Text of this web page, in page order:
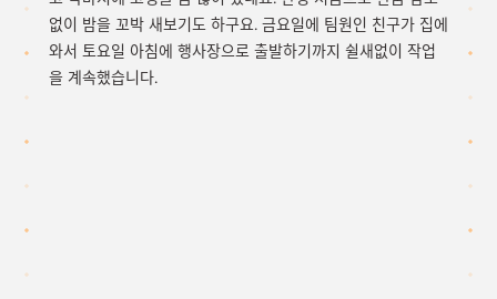
없이 밤을 꼬박 새보기도 하구요. 금요일에 팀원인 친구가 집에
와서 토요일 아침에 행사장으로 출발하기까지 쉴새없이 작업
을 계속했습니다.